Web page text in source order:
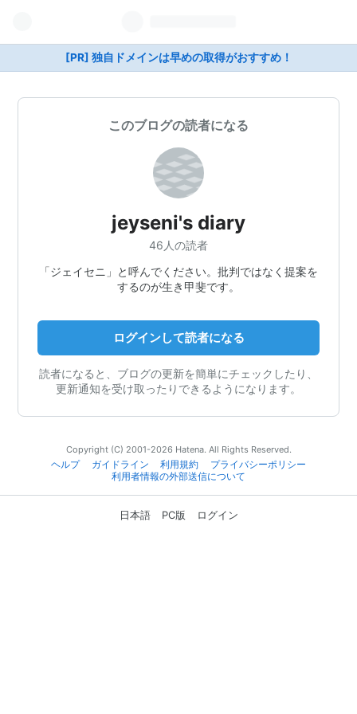
[PR] 独自ドメインは早めの取得がおすすめ！
このブログの読者になる
jeyseni's diary
46人の読者
「ジェイセニ」と呼んでください。批判ではなく提案を
するのが生き甲斐です。
ログインして読者になる
読者になると、ブログの更新を簡単にチェックしたり、
更新通知を受け取ったりできるようになります。
Copyright (C) 2001-2026 Hatena. All Rights Reserved.
ヘルプ
ガイドライン 利用規約
プライバシーポリシー
利用者情報の外部送信について
日本語 PC版 ログイン